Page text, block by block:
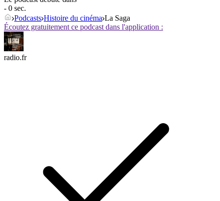
- 0 sec.
Podcasts Histoire du cinéma La Saga
Écoutez gratuitement ce podcast dans l'application :
radio.fr